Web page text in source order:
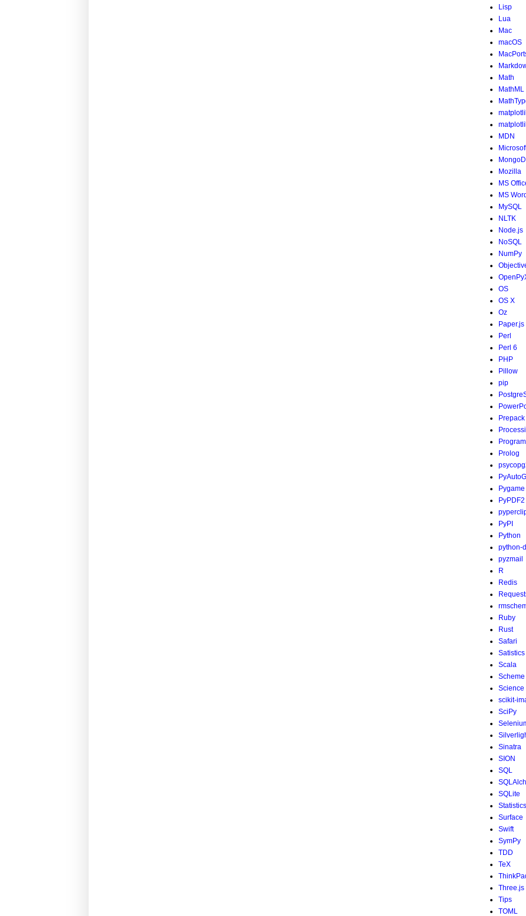
Lisp
Lua
Mac
macOS
Math
MathML
MDN
Mozilla
MS
MS Word
MySQL
NLTK
Node.js
NoSQL
NumPy
OS
OS X
Oz
Paper.js
Perl
Perl 6
PHP
Pillow
pip
Prepack
Prolog
Pygame
PyPDF2
PyPI
Python
python-
pyzmail
R
Redis
Ruby
Rust
Safari
Satistics
Scala
Scheme
Science
scikit-
SciPy
Sinatra
SION
SQL
SQLite
Statistics
Surface
Swift
SymPy
TDD
TeX
Three.js
Tips
TOML